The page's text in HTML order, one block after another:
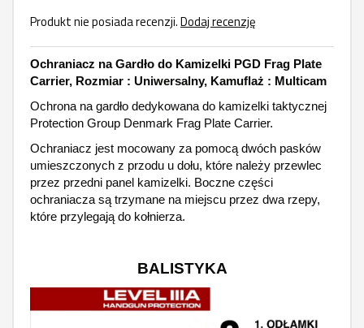
Produkt nie posiada recenzji.Dodaj recenzję
Ochraniacz na Gardło do Kamizelki PGD Frag Plate
Carrier, Rozmiar : Uniwersalny, Kamuflaż : Multicam
Ochrona na gardło dedykowana do kamizelki taktycznej
Protection Group Denmark Frag Plate Carrier.
Ochraniacz jest mocowany za pomocą dwóch pasków
umieszczonych z przodu u dołu, które należy przewlec
przez przedni panel kamizelki. Boczne części
ochraniacza są trzymane na miejscu przez dwa rzepy,
które przylegają do kołnierza.
BALISTYKA